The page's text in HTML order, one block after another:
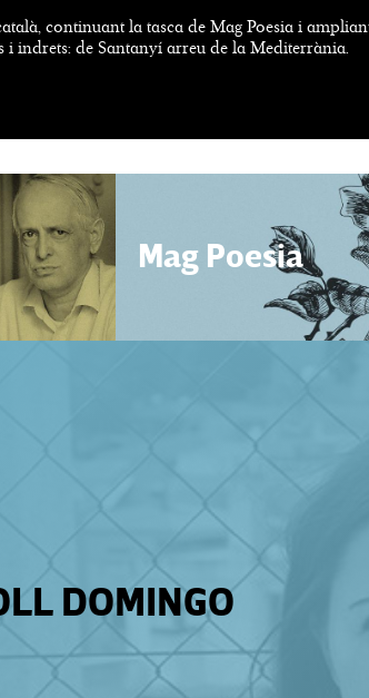
continuant la tasca de Mag Poesia i
i indrets: de Santanyí arreu de la Mediterrània.
Mag Poesia
DOMINGO